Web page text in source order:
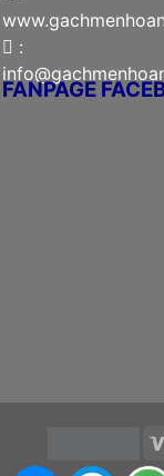
:
FANPAGE